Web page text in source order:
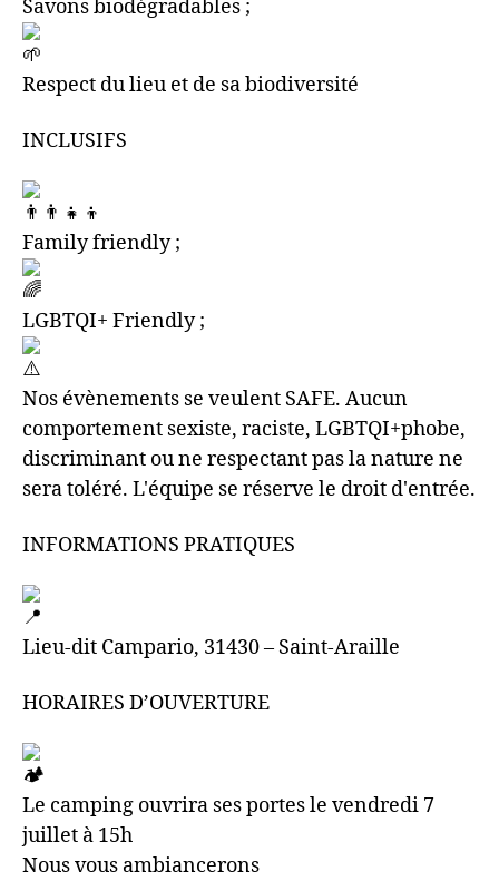
Savons biodégradables ;
Respect du lieu et de sa biodiversité
INCLUSIFS
Family friendly ;
LGBTQI+ Friendly ;
Nos évènements se veulent SAFE. Aucun
comportement sexiste, raciste, LGBTQI+phobe,
discriminant ou ne respectant pas la nature ne
sera toléré. L'équipe se réserve le droit d'entrée.
INFORMATIONS PRATIQUES
Lieu-dit Campario, 31430 – Saint-Araille
HORAIRES D’OUVERTURE
Le camping ouvrira ses portes le vendredi 7
juillet à 15h
Nous vous ambiancerons